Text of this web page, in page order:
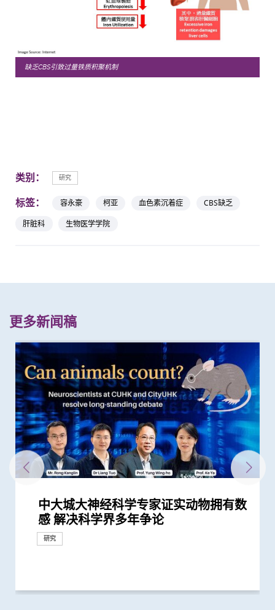
缺乏CBS引致过量铁质积聚机制
类别： 研究
标签： 容永豪 柯亚 血色素沉着症
CBS缺乏
肝脏科
生物医学学院
更多新闻稿
中大城大神经科学专家证实动物拥有数
感 解决科学界多年争论
研究
中大发现促进关联记忆形成的神经结构
有助更深入了解脑部疾病如何损害记忆
研究
中大研究发现引起压力行为反应的大脑
讯息传递路径 为探究脑部疾病引致的
异常重复行为提供基础
中大研究发现「认知灵活性」调节机制
多巴胺失调可致灵活性受损
研究
中大「蔡永业脑神经科学中心」破解大
脑学习动作技能原理
研究
中大成功拆解肝癌免疫治疗耐药性机制
揭一种免疫细胞具「除废喂食」新功能
助癌细胞耐药性
中大研究揭示环状RNA乃大脑形成记忆
的关键 为神经退化疾病开辟新研究路
径
中大成功研发可3D打印的生物活性材
料及其他肌腱相关技术 有望应用於修
复大范围肌腱撕裂
中大医学院与美国贝勒医学院合作研究
首次发现DHX9基因突变导致神经发育
障碍
中大破解全球最全面的「美国蟑螂」基
因组图谱 揭示蟑螂新型致敏原 有助开
发精准免疫治疗
中大研究揭开蟎虫进化史 有助加强预
防、诊断和治疗常见的蟎过敏
研究
中大联同港大及伦敦大学学院破解基因
突变引致先天性巨结肠症机制 为开发
崭新治疗方案提供线索
中大发现新方法将肝肿瘤由「冷」转
「热」 激活免疫T细胞灭癌 助发展更有
效的新免疫疗法
中大联同理大及西悉尼大学研究发现人
体神经系统产生更高效能跑步方法的机
制
中大研究显示新冠肺炎患者常见有肝脏
受损问题 建议监测患者肝功能 及早发
现病情恶化
中大医学院团队发现B细胞及基因
GPR18可预测多种癌症的存活期
研究
中大发现糖尿病或为感染新冠肺炎高危
因素 研究有助了解病毒致病潜在机制
研究
中大医学院团队发现一种新型生物标记
可在头颈癌患者中预测长一倍的存活期
研究
中大研究发现非酒精性脂肪肝诱发肝癌
的关键致癌基因
研究
中大生物医学学院力争成世界领先生物
医学中心 培育顶尖生物医学专才 开
拓高端「转化医学」研究
中大港大合作开展复发性卵巢癌药物基
因组学研究 免费为百名本地病人提供
分析
中大研究揭乙肝康复者仍存罹患肝癌风
险
研究
中大成功揭示肿瘤免疫逃脱新机制 开
拓「免疫疗法」新方向
研究
中大研究揭示脂肪肝问题不是肥胖人士
独有
研究
中大公布「动脉粥样硬化」形成新发现
揭示心血管疾病治疗新方向
研究
中大推全球首项运用「单细胞基因技
术」检测卵子质素研究 破解卵子老化
及女性不育之谜
中大联同国际专家发现引致脑退化基
因 为治疗及预防「阿兹海默氏症」带
来新方向
中大领导团队全球率先破解粉尘蟎基因
组 为吸入性过敏疾病提供诊断及治疗
新方向
中大制订肝癌风险评估指数 准确预测
乙肝病人的肝癌风险
研究
中大与美国专家携手合作进行临床遗传
学培训 设立本港首个一站式遗传病门
诊服务
中大罗桂祥综合生物医学大楼今天正式
开幕
里程碑